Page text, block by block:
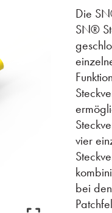
Die
SN®
vier
bei